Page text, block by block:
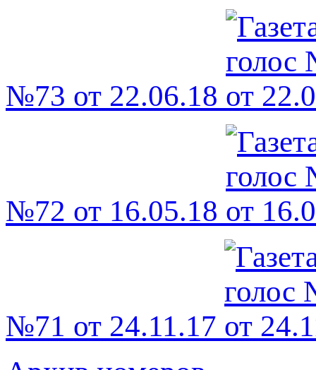
№73 от 22.06.18
№72 от 16.05.18
№71 от 24.11.17